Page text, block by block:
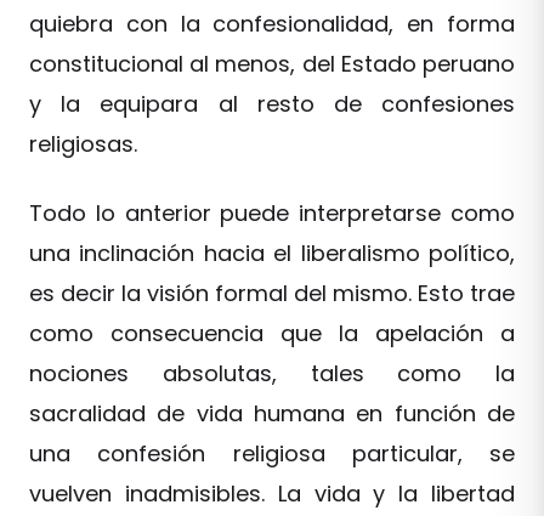
quiebra con la confesionalidad, en forma
constitucional al menos, del Estado peruano
y la equipara al resto de confesiones
religiosas.
Todo lo anterior puede interpretarse como
una inclinación hacia el liberalismo político,
es decir la visión formal del mismo. Esto trae
como consecuencia que la apelación a
nociones absolutas, tales como la
sacralidad de vida humana en función de
una confesión religiosa particular, se
vuelven inadmisibles. La vida y la libertad